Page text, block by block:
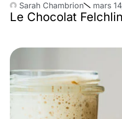
Sarah Chambrion mars
Le Chocolat Felchlin